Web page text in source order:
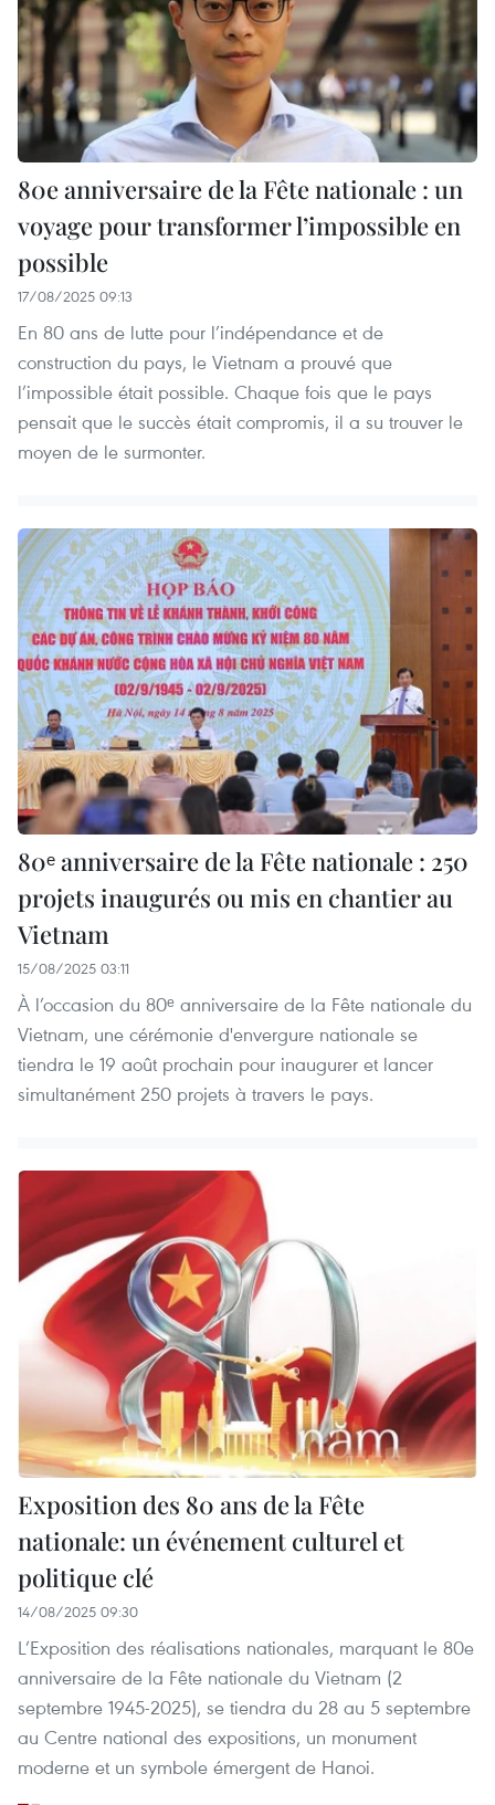
80e anniversaire de la Fête nationale : un
voyage pour transformer l’impossible en
possible
17/08/2025 09:13
En 80 ans de lutte pour l’indépendance et de
construction du pays, le Vietnam a prouvé que
l’impossible était possible. Chaque fois que le pays
pensait que le succès était compromis, il a su trouver le
moyen de le surmonter.
80ᵉ anniversaire de la Fête nationale : 250
projets inaugurés ou mis en chantier au
Vietnam
15/08/2025 03:11
À l’occasion du 80ᵉ anniversaire de la Fête nationale du
Vietnam, une cérémonie d'envergure nationale se
tiendra le 19 août prochain pour inaugurer et lancer
simultanément 250 projets à travers le pays.
Exposition des 80 ans de la Fête
nationale: un événement culturel et
politique clé
14/08/2025 09:30
L’Exposition des réalisations nationales, marquant le 80e
anniversaire de la Fête nationale du Vietnam (2
septembre 1945-2025), se tiendra du 28 au 5 septembre
au Centre national des expositions, un monument
moderne et un symbole émergent de Hanoi.